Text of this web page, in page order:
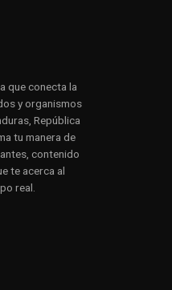
que conecta la
y organismos
República
tu manera de
contenido
te acerca al
real.